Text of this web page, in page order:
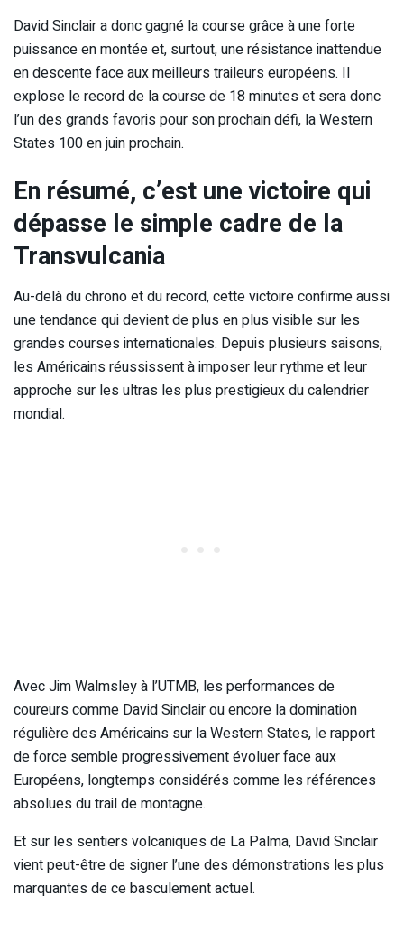
David Sinclair a donc gagné la course grâce à une forte
puissance en montée et, surtout, une résistance inattendue
en descente face aux meilleurs traileurs européens. Il
explose le record de la course de 18 minutes et sera donc
l’un des grands favoris pour son prochain défi, la Western
States 100 en juin prochain.
En résumé, c’est une victoire qui
dépasse le simple cadre de la
Transvulcania
Au-delà du chrono et du record, cette victoire confirme aussi
une tendance qui devient de plus en plus visible sur les
grandes courses internationales. Depuis plusieurs saisons,
les Américains réussissent à imposer leur rythme et leur
approche sur les ultras les plus prestigieux du calendrier
mondial.
Avec Jim Walmsley à l’UTMB, les performances de
coureurs comme David Sinclair ou encore la domination
régulière des Américains sur la Western States, le rapport
de force semble progressivement évoluer face aux
Européens, longtemps considérés comme les références
absolues du trail de montagne.
Et sur les sentiers volcaniques de La Palma, David Sinclair
vient peut-être de signer l’une des démonstrations les plus
marquantes de ce basculement actuel.